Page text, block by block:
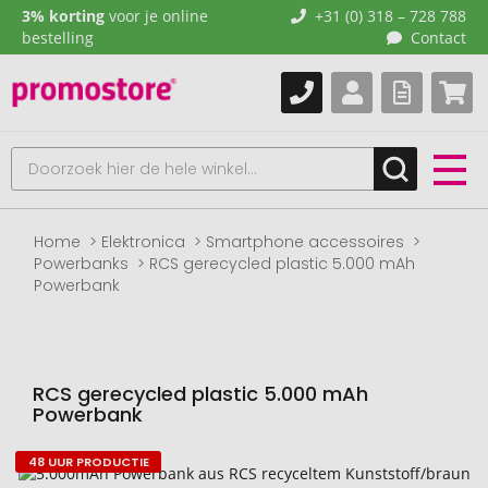
3% korting voor je online
bestelling
+31 (0) 318 – 728 788
Contact
Home Elektronica
Smartphone accessoires
Powerbanks
RCS gerecycled plastic 5.000 mAh
Powerbank
RCS gerecycled plastic 5.000 mAh
Powerbank
Naar
48 UUR PRODUCTIE